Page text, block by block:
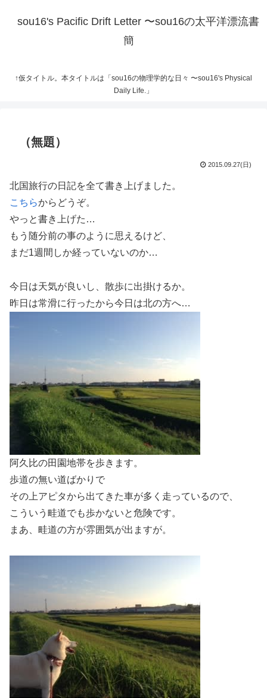
sou16's Pacific Drift Letter 〜sou16の太平洋漂流書
簡
↑仮タイトル。本タイトルは「sou16の物理学的な日々 〜sou16's Physical
Daily Life.」
（無題）
2015.09.27(日)
北国旅行の日記を全て書き上げました。
こちらからどうぞ。
やっと書き上げた…
もう随分前の事のように思えるけど、
まだ1週間しか経っていないのか…
今日は天気が良いし、散歩に出掛けるか。
昨日は常滑に行ったから今日は北の方へ…
阿久比の田園地帯を歩きます。
歩道の無い道ばかりで
その上アピタから出てきた車が多く走っているので、
こういう畦道でも歩かないと危険です。
まあ、畦道の方が雰囲気が出ますが。